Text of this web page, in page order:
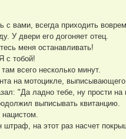
с вами, всегда приходить
У двери его догоняет отец.
меня останавливать!
с тобой!
всего несколько минут.
на мотоцикле,
"Да ладно тебе, ну прости на
выписывать квитанцию.
на этот раз насчет